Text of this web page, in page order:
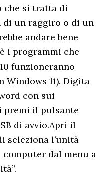
che si tratta di
di un raggiro o di un
andare bene
i programmi che
funzioneranno
11). Digita
con sui
premi il pulsante
di avvio.Apri il
seleziona l’unità
dal menu a